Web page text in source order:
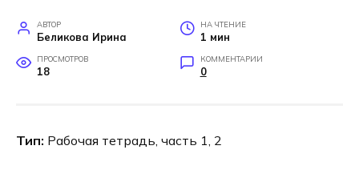
АВТОР
Беликова Ирина
НА ЧТЕНИЕ
1 мин
ПРОСМОТРОВ
18
КОММЕНТАРИИ
0
Тип: Рабочая тетрадь, часть 1, 2